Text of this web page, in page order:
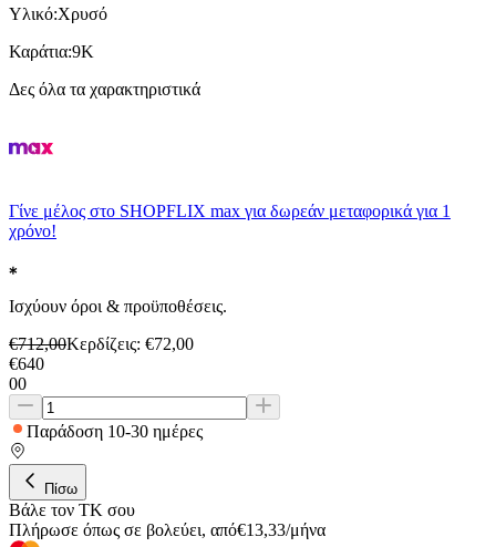
Υλικό:Χρυσό
Καράτια:9Κ
Δες όλα τα χαρακτηριστικά
Γίνε μέλος στο SHOPFLIX max για δωρεάν μεταφορικά για 1
χρόνο!
Ισχύουν όροι & προϋποθέσεις.
€712,00Κερδίζεις: €72,00
€640
00
Παράδοση 10-30 ημέρες
Πίσω
Βάλε τον ΤΚ σου
Πλήρωσε όπως σε βολεύει, από€13,33/μήνα